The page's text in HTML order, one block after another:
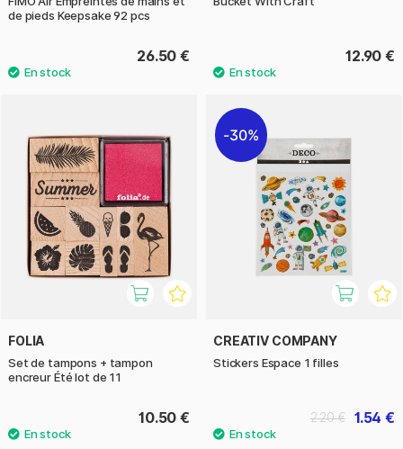
de pieds Keepsake 92 pcs
26.50 € 12.90 €
FOLIA
Set de tampons + tampon
encreur Été lot de 11
10.50 €
30%
CREATIV COMPANY
Stickers Espace 1 filles
1.54 €
2.20 €